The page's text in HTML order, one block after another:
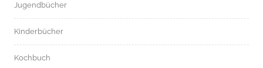
Jugendbücher
Kinderbücher
Kochbuch